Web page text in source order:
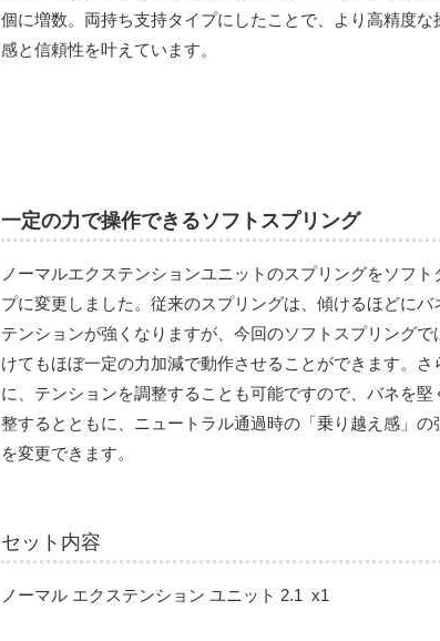
個に増数。両持ち支持タイプにしたことで、より高精度な
感と信頼性を叶えています。
一定の力で操作できるソフトスプリング​
ノーマルエクステンションユニットのスプリングをソフト
プに変更しました。従来のスプリングは、傾けるほどにバ
テンションが強くなりますが、今回のソフトスプリングで
けてもほぼ一定の力加減で動作させることができます。さ
に、テンションを調整することも可能ですので、バネを堅
整するとともに、ニュートラル通過時の「乗り越え感」の
を変更できます。
セット内容
ノーマル エクステンション ユニット 2.1 x1